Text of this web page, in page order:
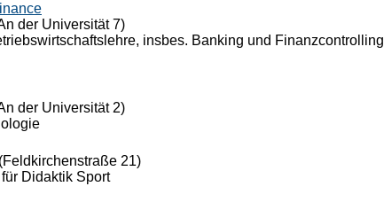
der Universität 7)
insbes. Banking und Finanzcontrolling
der Universität 2)
21)
Didaktik Sport